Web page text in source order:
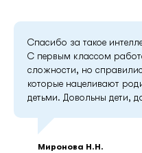
Спасибо за такое
С первым классом
сложности, но
которые нацеливают
детьми. Довольны дети,
Миронова Н.Н.